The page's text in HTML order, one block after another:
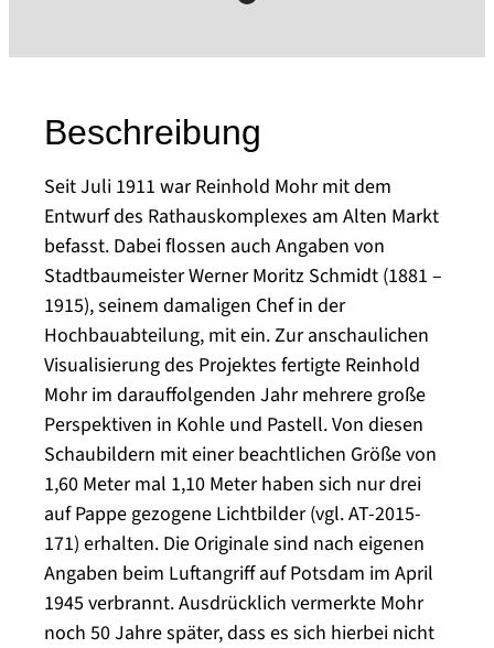
Beschreibung
Seit Juli 1911 war Reinhold Mohr mit dem
Entwurf des Rathauskomplexes am Alten Markt
befasst. Dabei flossen auch Angaben von
Stadtbaumeister Werner Moritz Schmidt (1881 –
1915), seinem damaligen Chef in der
Hochbauabteilung, mit ein. Zur anschaulichen
Visualisierung des Projektes fertigte Reinhold
Mohr im darauffolgenden Jahr mehrere große
Perspektiven in Kohle und Pastell. Von diesen
Schaubildern mit einer beachtlichen Größe von
1,60 Meter mal 1,10 Meter haben sich nur drei
auf Pappe gezogene Lichtbilder (vgl. AT-2015-
171) erhalten. Die Originale sind nach eigenen
Angaben beim Luftangriff auf Potsdam im April
1945 verbrannt. Ausdrücklich vermerkte Mohr
noch 50 Jahre später, dass es sich hierbei nicht